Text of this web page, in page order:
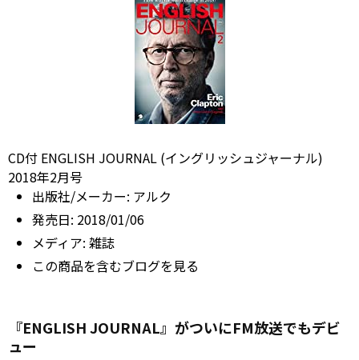
CD付 ENGLISH JOURNAL (イングリッシュジャーナル)
2018年2月号
出版社/メーカー: アルク
発売日: 2018/01/06
メディア: 雑誌
この商品を含むブログを見る
『ENGLISH JOURNAL』がついにFM放送でもデビ
ュー